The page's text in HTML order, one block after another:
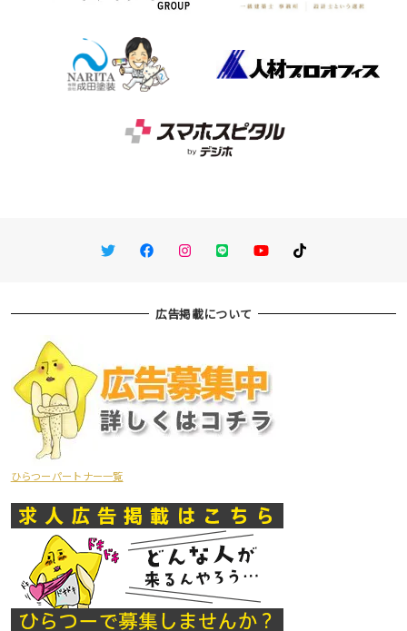
TwitterFacebookInstagram
LINE You TubeTikTok
広告掲載について
ひらつーパートナー一覧